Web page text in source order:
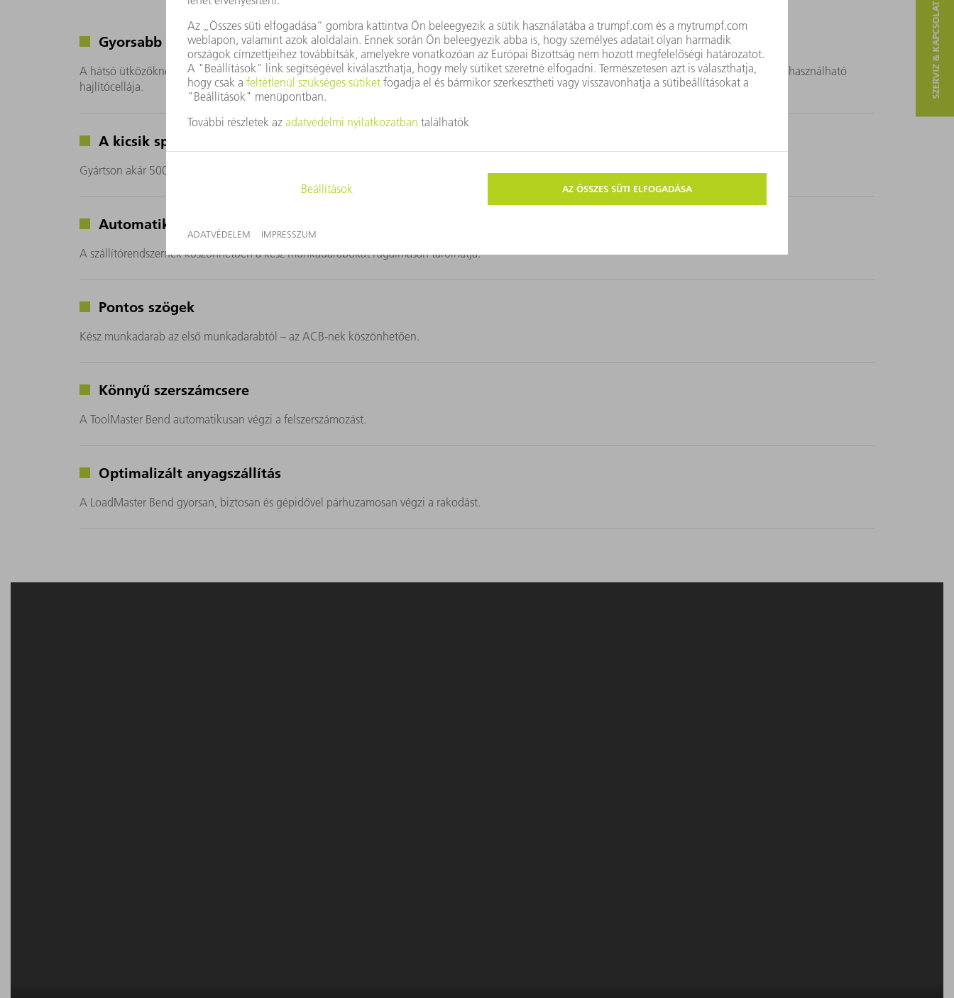
Gyorsabb gyártás
A hátsó ütközőknek és egy dinamikus hajtási koncepciónak köszönhetően a TruBend Cell 7000 a világ leggyorsabb kis darabok megmunkálásához használható
hajlítócellája.
A kicsik specialistája
Gyártson akár 500 x 380 mm-es kisdarabokat még hatékonyabban.
Automatikus gyártás
A szállítórendszernek köszönhetően a kész munkadarabokat rugalmasan tárolhatja.
Pontos szögek
Kész munkadarab az első munkadarabtól – az ACB-nek köszönhetően.
Könnyű szerszámcsere
A ToolMaster Bend automatikusan végzi a felszerszámozást.
Optimalizált anyagszállítás
A LoadMaster Bend gyorsan, biztosan és gépidővel párhuzamosan végzi a rakodást.
SZERVIZ & KAPCSOLAT